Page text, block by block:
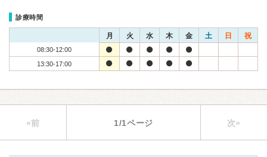
診療時間
月 火 水 木 金 土 日 祝
08:30-12:00
13:30-17:00
«前 1/1ページ 次»